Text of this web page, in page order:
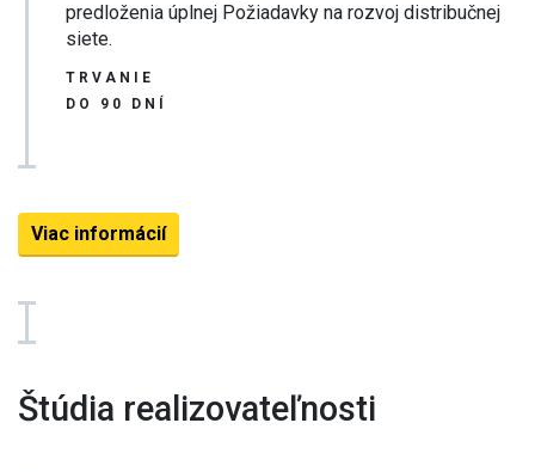
predloženia úplnej Požiadavky na rozvoj distribučnej
siete.
TRVANIE
DO 90 DNÍ
Viac informácií
Štúdia realizovateľnosti